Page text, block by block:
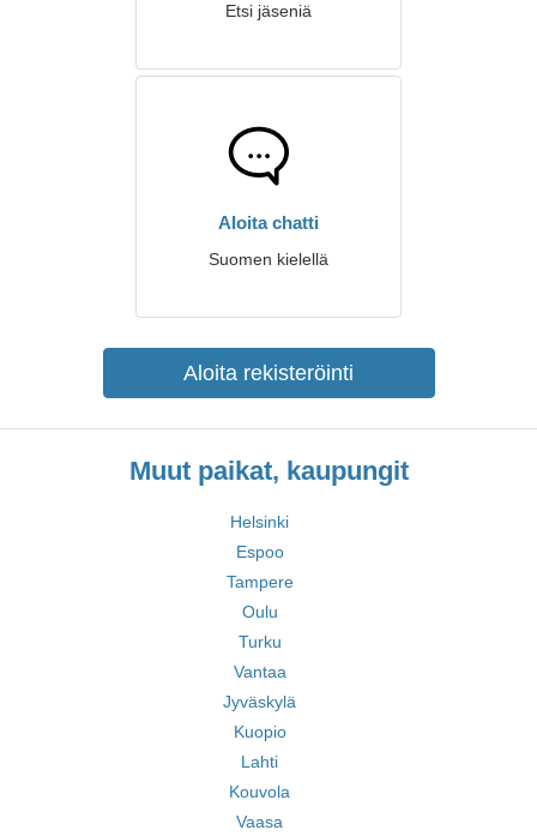
Etsi jäseniä
Aloita chatti
Suomen kielellä
Aloita rekisteröinti
Muut paikat, kaupungit
Helsinki
Espoo
Tampere
Oulu
Turku
Vantaa
Jyväskylä
Kuopio
Lahti
Kouvola
Vaasa